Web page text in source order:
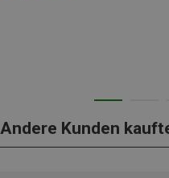
Andere Kunden